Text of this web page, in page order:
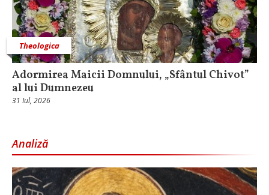
Theologica
Adormirea Maicii Domnului, „Sfântul Chivot”
al lui Dumnezeu
31 Iul, 2026
Analiză